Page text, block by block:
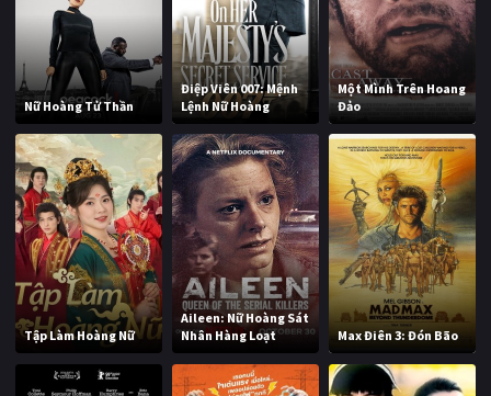
Nữ Hoàng Tử Thần
Điệp Viên 007: Mệnh
Lệnh Nữ Hoàng
Một Mình Trên Hoang
Đảo
Tập Làm Hoàng Nữ
Aileen: Nữ Hoàng Sát
Nhân Hàng Loạt
Max Điên 3: Đón Bão